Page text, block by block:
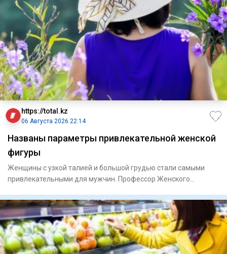
https://total.kz
06 Августа 2026 22:14
Названы параметры привлекательной женской
фигуры
Женщины с узкой талией и большой грудью стали самыми
привлекательными для мужчин. Профессор Женского